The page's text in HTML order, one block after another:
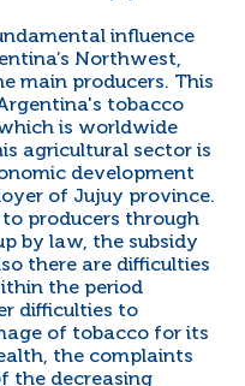
influence
Northwest,
main producers. This
tobacco
is worldwide
agricultural sector is
development
of Jujuy province.
producers through
by law, the subsidy
there are difficulties
the period
difficulties to
of tobacco for its
the complaints
the decreasing